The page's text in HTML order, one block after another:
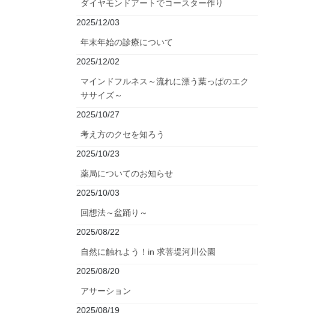
ダイヤモンドアートでコースター作り
2025/12/03
年末年始の診療について
2025/12/02
マインドフルネス～流れに漂う葉っぱのエク
ササイズ～
2025/10/27
考え方のクセを知ろう
2025/10/23
薬局についてのお知らせ
2025/10/03
回想法～盆踊り～
2025/08/22
自然に触れよう！in 求菩堤河川公園
2025/08/20
アサーション
2025/08/19